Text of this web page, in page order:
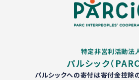
特定非営利活動法
パルシック（
パルシックへの寄付は寄付金控除の